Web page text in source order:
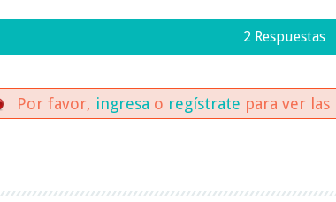
2 Respuestas
Por favor, ingresa o regístrate para ver las